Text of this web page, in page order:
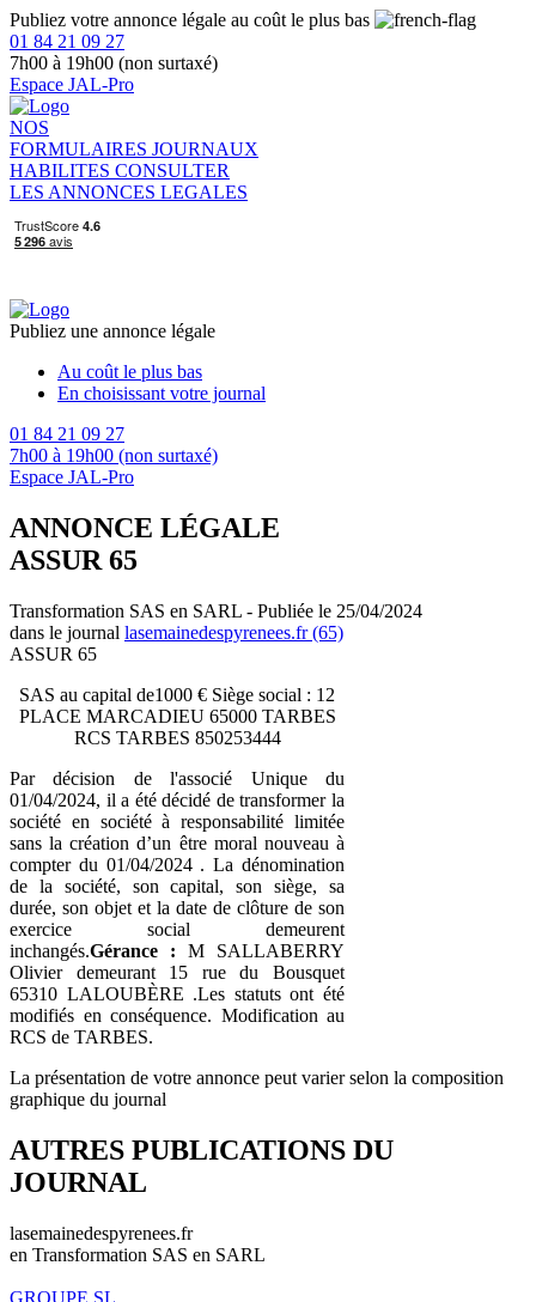
Publiez votre annonce légale au coût le plus bas
01 84 21 09 27
7h00 à 19h00 (non surtaxé)
Espace JAL-Pro
NOS
FORMULAIRES JOURNAUX
HABILITES CONSULTER
LES ANNONCES LEGALES
Publiez une annonce légale
Au coût le plus bas
En choisissant votre journal
01 84 21 09 27
7h00 à 19h00 (non surtaxé)
Espace JAL-Pro
ANNONCE LÉGALE
ASSUR 65
Transformation SAS en SARL - Publiée le 25/04/2024
dans le journal lasemainedespyrenees.fr (65)
ASSUR 65
SAS au capital de1000 € Siège social : 12
PLACE MARCADIEU 65000 TARBES
RCS TARBES 850253444
Par décision de l'associé Unique du
01/04/2024, il a été décidé de transformer la
société en société à responsabilité limitée
sans la création d’un être moral nouveau à
compter du 01/04/2024 . La dénomination
de la société, son capital, son siège, sa
durée, son objet et la date de clôture de son
exercice social demeurent
inchangés.Gérance : M SALLABERRY
Olivier demeurant 15 rue du Bousquet
65310 LALOUBÈRE .Les statuts ont été
modifiés en conséquence. Modification au
RCS de TARBES.
La présentation de votre annonce peut varier selon la composition
graphique du journal
AUTRES PUBLICATIONS DU
JOURNAL
lasemainedespyrenees.fr
en Transformation SAS en SARL
GROUPE SL